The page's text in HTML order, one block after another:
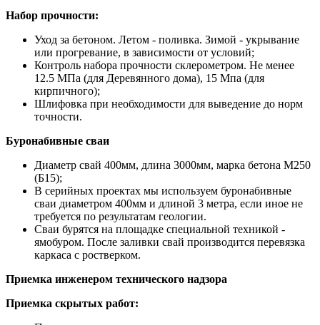
Набор прочности:
Уход за бетоном. Летом - поливка. Зимой - укрывание
или прогревание, в зависимости от условий;
Контроль набора прочности склерометром. Не менее
12.5 МПа (для Деревянного дома), 15 Мпа (для
кирпичного);
Шлифовка при необходимости для выведение до норм
точности.
Буронабивные сваи
Диаметр свай 400мм, длина 3000мм, марка бетона М250
(Б15);
В серийных проектах мы используем буронабивные
сваи диаметром 400мм и длиной 3 метра, если иное не
требуется по результатам геологии.
Сваи бурятся на площадке специальной техникой -
ямобуром. После заливки свай производится перевязка
каркаса с ростверком.
Приемка инженером технического надзора
Приемка скрытых работ: